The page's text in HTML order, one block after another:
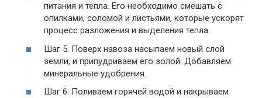
питания и тепла. Его необходимо смешать с
опилками, соломой и листьями, которые ускорят
процесс разложения и выделения тепла.
Шаг 5. Поверх навоза насыпаем новый слой
земли, и припудриваем его золой. Добавляем
минеральные удобрения.
Шаг 6. Поливаем горячей водой и накрываем